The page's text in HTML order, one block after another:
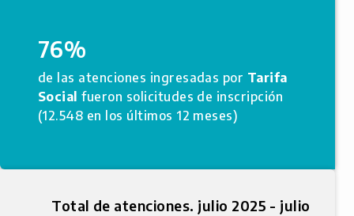
76%
de las atenciones ingresadas por Tarifa
Social fueron solicitudes de inscripción
(12.548 en los últimos 12 meses)
Total de atenciones. julio 2025 - julio